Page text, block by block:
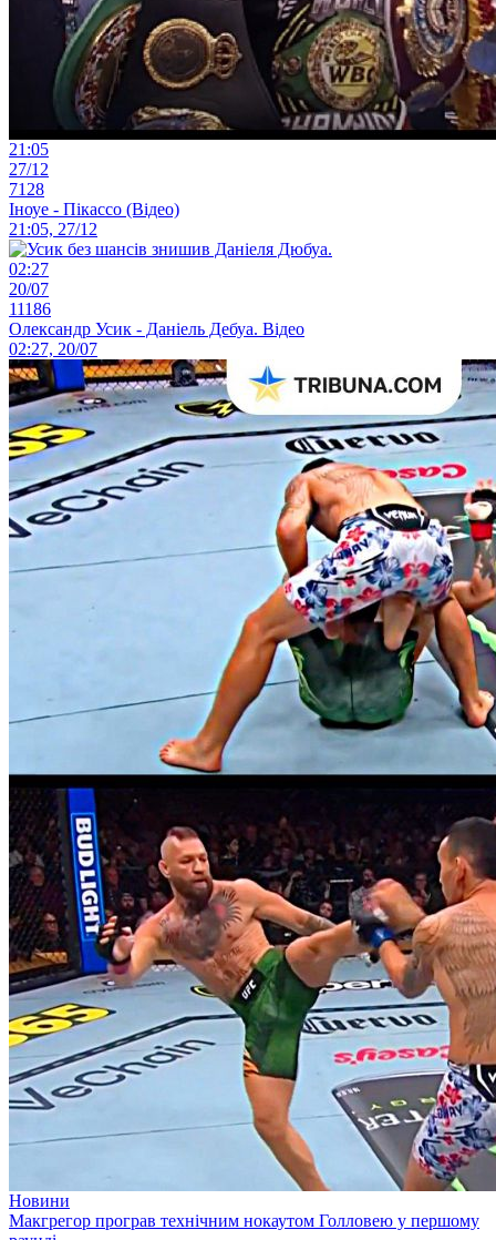
21:05
27/12
7128
Іноуе - Пікассо (Відео)
21:05, 27/12
02:27
20/07
11186
Олександр Усик - Даніель Дебуа. Відео
02:27, 20/07
Новини
Макгрегор програв технічним нокаутом Голловею у першому